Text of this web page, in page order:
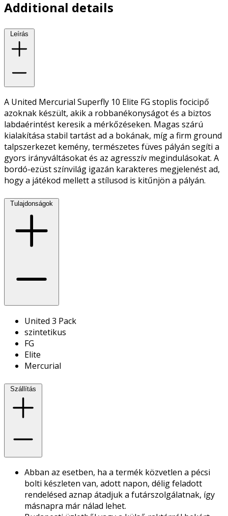
Additional details
Leírás
A United Mercurial Superfly 10 Elite FG stoplis focicipő
azoknak készült, akik a robbanékonyságot és a biztos
labdaérintést keresik a mérkőzéseken. Magas szárú
kialakítása stabil tartást ad a bokának, míg a firm ground
talpszerkezet kemény, természetes füves pályán segíti a
gyors irányváltásokat és az agresszív megindulásokat. A
bordó-ezüst színvilág igazán karakteres megjelenést ad,
hogy a játékod mellett a stílusod is kitűnjön a pályán.
Tulajdonságok
United 3 Pack
szintetikus
FG
Elite
Mercurial
Szállítás
Abban az esetben, ha a termék közvetlen a pécsi
bolti készleten van, adott napon, délig feladott
rendelésed aznap átadjuk a futárszolgálatnak, így
másnapra már nálad lehet.